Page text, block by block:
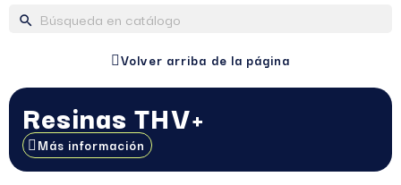
search
Volver arriba de la página
Resinas THV+
Más información